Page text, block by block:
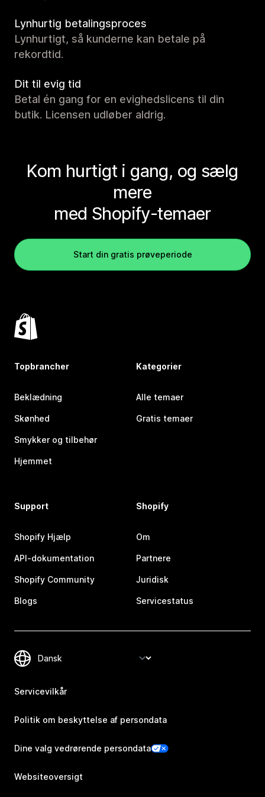
Lynhurtig betalingsproces
Lynhurtigt, så kunderne kan betale på
rekordtid.
Dit til evig tid
Betal én gang for en evighedslicens til din
butik. Licensen udløber aldrig.
Kom hurtigt i gang, og sælg
mere
med Shopify-temaer
Start din gratis prøveperiode
Topbrancher
Beklædning
Skønhed
Smykker og tilbehør
Hjemmet
Kategorier
Alle temaer
Gratis temaer
Support
Shopify Hjælp
API-dokumentation
Shopify Community
Blogs
Shopify
Om
Partnere
Juridisk
Servicestatus
Servicevilkår
Politik om beskyttelse af persondata
Dine valg vedrørende persondata
Websiteoversigt